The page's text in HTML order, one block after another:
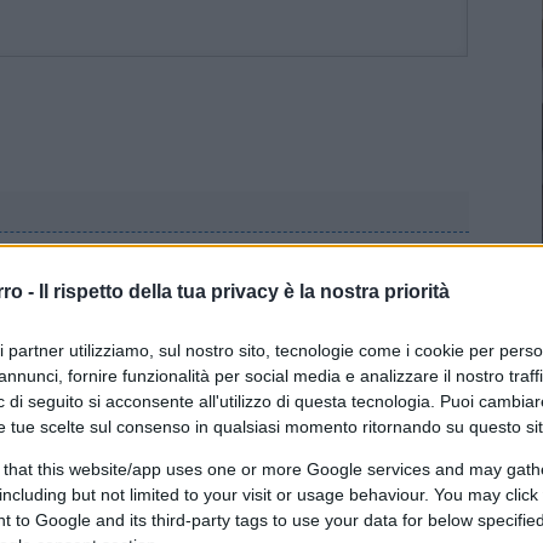
- Il rispetto della tua privacy è la nostra priorità
partner utilizziamo, sul nostro sito, tecnologie come i cookie per
fornire funzionalità per social media e analizzare il nostro
di seguito si acconsente all'utilizzo di questa tecnologia. Puoi
tue scelte sul consenso in qualsiasi momento ritornando su questo
that this website/app uses one or more Google services and may
but not limited to your visit or usage behaviour. You may
to Google and its third-party tags to use your data for below
a forza di fare radiografie e TAC per scoprire
fosse dovuto all’eccesso di radiazioni…..
VIsualizza le risposte(2)
per i dati della GB non è mica molto chiaro.